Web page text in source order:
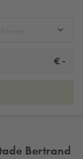
€ -
Bertrand